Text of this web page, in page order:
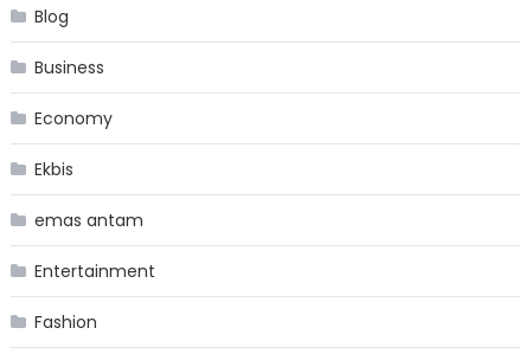
Blog
Business
Economy
Ekbis
emas antam
Entertainment
Fashion